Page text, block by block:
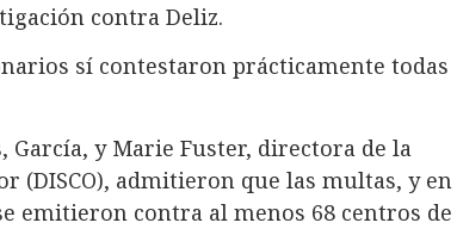
contra Deliz.
sí contestaron prácticamente todas
y Marie Fuster, directora de la
(DISCO), admitieron que las multas, y en
emitieron contra al menos 68 centros de